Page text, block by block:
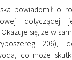
powiadomił o
dotyczącej
się, że w
206),
co może